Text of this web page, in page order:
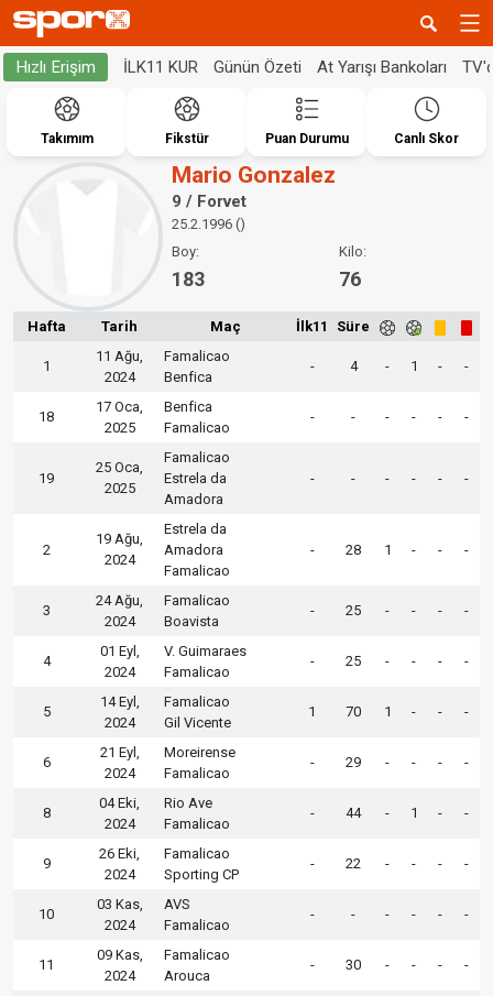
Hızlı Erişim İLK11 KUR Günün Özeti At Yarışı Bankoları
Takımım Fikstür Puan Durumu Canlı Skor
Mario Gonzalez
9 / Forvet
25.2.1996 ()
Boy:
183
Kilo:
76
Hafta Tarih Maç İlk11 Süre
1
11 Ağu,
2024
Famalicao
Benfica
- 4 - 1 - -
18
17 Oca,
2025
Benfica
Famalicao
- - - - - -
19
25 Oca,
2025
Famalicao
Estrela da
Amadora
- - - - - -
2
19 Ağu,
2024
Estrela da
Amadora
Famalicao
- 28 1 - - -
3
24 Ağu,
2024
Famalicao
Boavista
- 25 - - - -
4
01 Eyl,
2024
V. Guimaraes
Famalicao
- 25 - - - -
5
14 Eyl,
2024
Famalicao
Gil Vicente
1 70 1 - - -
6
21 Eyl,
2024
Moreirense
Famalicao
- 29 - - - -
8
04 Eki,
2024
Rio Ave
Famalicao
- 44 - 1 - -
9
26 Eki,
2024
Famalicao
Sporting CP
- 22 - - - -
10
03 Kas,
2024
AVS
Famalicao
- - - - - -
11
09 Kas,
2024
Famalicao
Arouca
- 30 - - - -